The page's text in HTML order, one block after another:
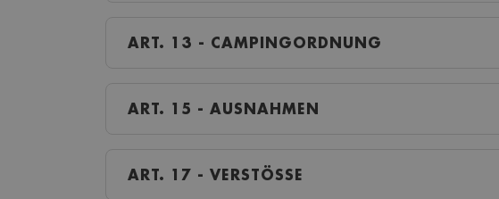
ART. 13 - CAMPINGORDNUNG
ART. 15 - AUSNAHMEN
ART. 17 - VERSTÖSSE